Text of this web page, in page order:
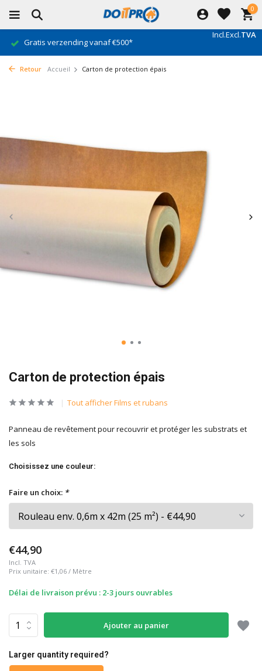
0
Incl.Excl.TVA
Gratis verzending vanaf €500*
Retour Accueil Carton de protection épais
Carton de protection épais
Tout afficher Films et rubans
Panneau de revêtement pour recouvrir et protéger les substrats et
les sols
Choisissez une couleur:
Faire un choix: *
€44,90
Incl. TVA
Prix unitaire: €1,06 / Mètre
Délai de livraison prévu : 2-3 jours ouvrables
Ajouter au panier
Larger quantity required?